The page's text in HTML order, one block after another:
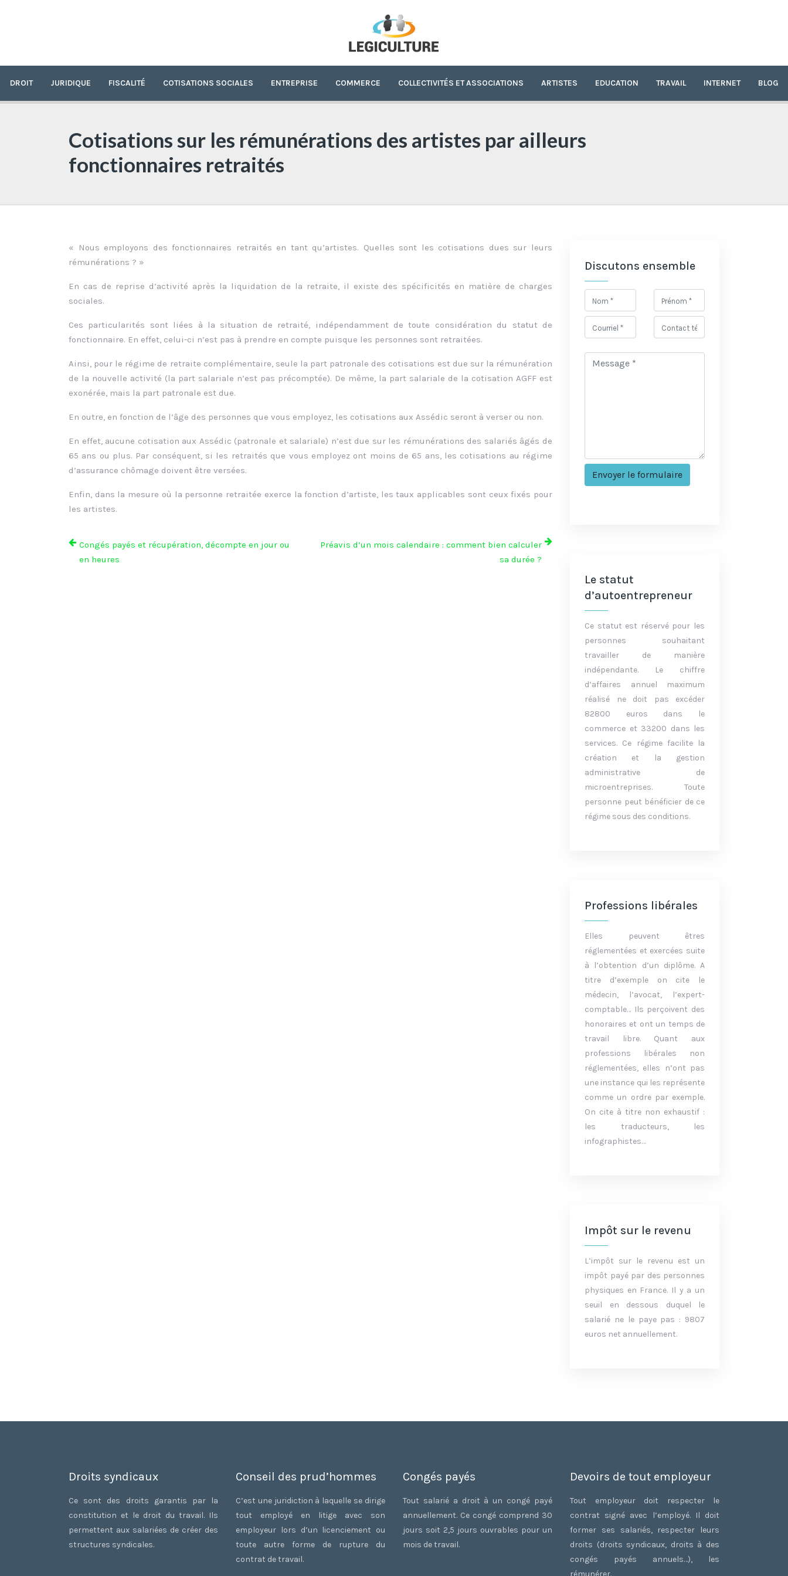
DROIT JURIDIQUE FISCALITÉ COTISATIONS SOCIALES ENTREPRISE COMMERCE COLLECTIVITÉS ET ASSOCIATIONS ARTISTES EDUCATION TRAVAIL INTERNET BLOG
Cotisations sur les rémunérations des artistes par ailleurs
fonctionnaires retraités
« Nous employons des fonctionnaires retraités en tant qu’artistes. Quelles sont les cotisations dues sur leurs
rémunérations ? »
En cas de reprise d’activité après la liquidation de la retraite, il existe des spécificités en matière de charges
sociales.
Ces particularités sont liées à la situation de retraité, indépendamment de toute considération du statut de
fonctionnaire. En effet, celui-ci n’est pas à prendre en compte puisque les personnes sont retraitées.
Ainsi, pour le régime de retraite complémentaire, seule la part patronale des cotisations est due sur la rémunération
de la nouvelle activité (la part salariale n’est pas précomptée). De même, la part salariale de la cotisation AGFF est
exonérée, mais la part patronale est due.
En outre, en fonction de l’âge des personnes que vous employez, les cotisations aux Assédic seront à verser ou non.
En effet, aucune cotisation aux Assédic (patronale et salariale) n’est due sur les rémunérations des salariés âgés de
65 ans ou plus. Par conséquent, si les retraités que vous employez ont moins de 65 ans, les cotisations au régime
d’assurance chômage doivent être versées.
Enfin, dans la mesure où la personne retraitée exerce la fonction d’artiste, les taux applicables sont ceux fixés pour
les artistes.
Congés payés et récupération, décompte en jour ou
en heures
Préavis d’un mois calendaire : comment bien calculer
sa durée ?
Discutons ensemble
Le statut
d’autoentrepreneur
Ce statut est réservé pour les
personnes souhaitant
travailler de manière
indépendante. Le chiffre
d’affaires annuel maximum
réalisé ne doit pas excéder
82800 euros dans le
commerce et 33200 dans les
services. Ce régime facilite la
création et la gestion
administrative de
microentreprises. Toute
personne peut bénéficier de ce
régime sous des conditions.
Professions libérales
Elles peuvent êtres
réglementées et exercées suite
à l’obtention d’un diplôme. A
titre d’exemple on cite le
médecin, l’avocat, l’expert-
comptable… Ils perçoivent des
honoraires et ont un temps de
travail libre. Quant aux
professions libérales non
réglementées, elles n’ont pas
une instance qui les représente
comme un ordre par exemple.
On cite à titre non exhaustif :
les traducteurs, les
infographistes…
Impôt sur le revenu
L’impôt sur le revenu est un
impôt payé par des personnes
physiques en France. Il y a un
seuil en dessous duquel le
salarié ne le paye pas : 9807
euros net annuellement.
Droits syndicaux
Ce sont des droits garantis par la
constitution et le droit du travail. Ils
permettent aux salariées de créer des
structures syndicales.
Conseil des prud’hommes
C’est une juridiction à laquelle se dirige
tout employé en litige avec son
employeur lors d’un licenciement ou
toute autre forme de rupture du
contrat de travail.
Congés payés
Tout salarié a droit à un congé payé
annuellement. Ce congé comprend 30
jours soit 2,5 jours ouvrables pour un
mois de travail.
Devoirs de tout employeur
Tout employeur doit respecter le
contrat signé avec l’employé. Il doit
former ses salariés, respecter leurs
droits (droits syndicaux, droits à des
congés payés annuels…), les
rémunérer.